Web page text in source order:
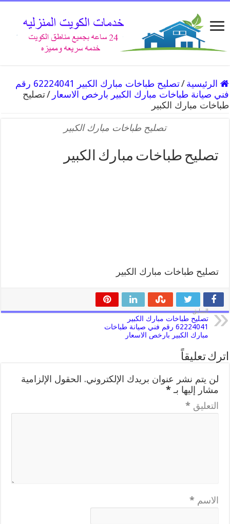
الرئيسية /
تصليح طباخات مبارك الكبير 62224041 رقم
فني صيانة طباخات مبارك الكبير بارخص الاسعار /تصليح
طباخات مبارك الكبير
تصليح طباخات مبارك الكبير
تصليح طباخات مبارك الكبير
تصليح طباخات مبارك الكبير
السابق
تصليح طباخات مبارك الكبير
62224041 رقم فني صيانة طباخات
مبارك الكبير بارخص الاسعار
اترك تعليقاً
لن يتم نشر عنوان بريدك الإلكتروني. الحقول الإلزامية
مشار إليها بـ*
التعليق *
الاسم *